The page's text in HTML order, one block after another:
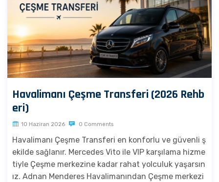
Havalimanı Çeşme Transferi (2026 Rehb
eri)
10 Haziran 2026 0 Comments
Havalimanı Çeşme Transferi en konforlu ve güvenli ş
ekilde sağlanır. Mercedes Vito ile VIP karşılama hizme
tiyle Çeşme merkezine kadar rahat yolculuk yaşarsın
ız. Adnan Menderes Havalimanından Çeşme merkezi